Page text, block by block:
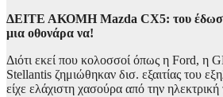
ΔΕΙΤΕ ΑΚΟΜΗ Mazda CX5: του
μια οθονάρα να!
Διότι εκεί που κολοσσοί όπως η Ford, η
Stellantis ζημιώθηκαν δισ. εξαιτίας του
είχε ελάχιστη χασούρα από την